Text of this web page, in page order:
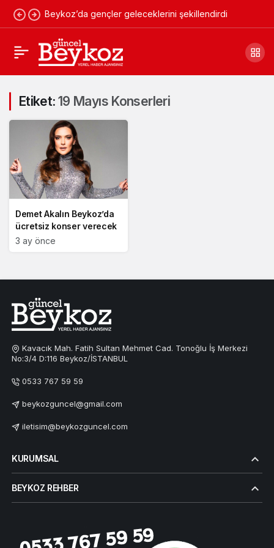
Beykoz’da gençler geleceklerini şekillendirdi
Etiket: 19 Mayıs Konserleri
Demet Akalın Beykoz’da
ücretsiz konser verecek
3 ay önce
Kavacık Mah. Fatih Sultan Mehmet Cad. Tonoğlu İş Merkezi
No:3/4 D:116 Beykoz/İSTANBUL
0533 767 59 59
beykozguncel@gmail.com
iletisim@beykozguncel.com
KURUMSAL
BEYKOZ REHBER